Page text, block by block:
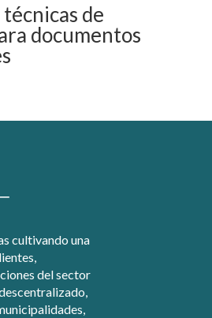
de
documentos
cultivando una
del sector